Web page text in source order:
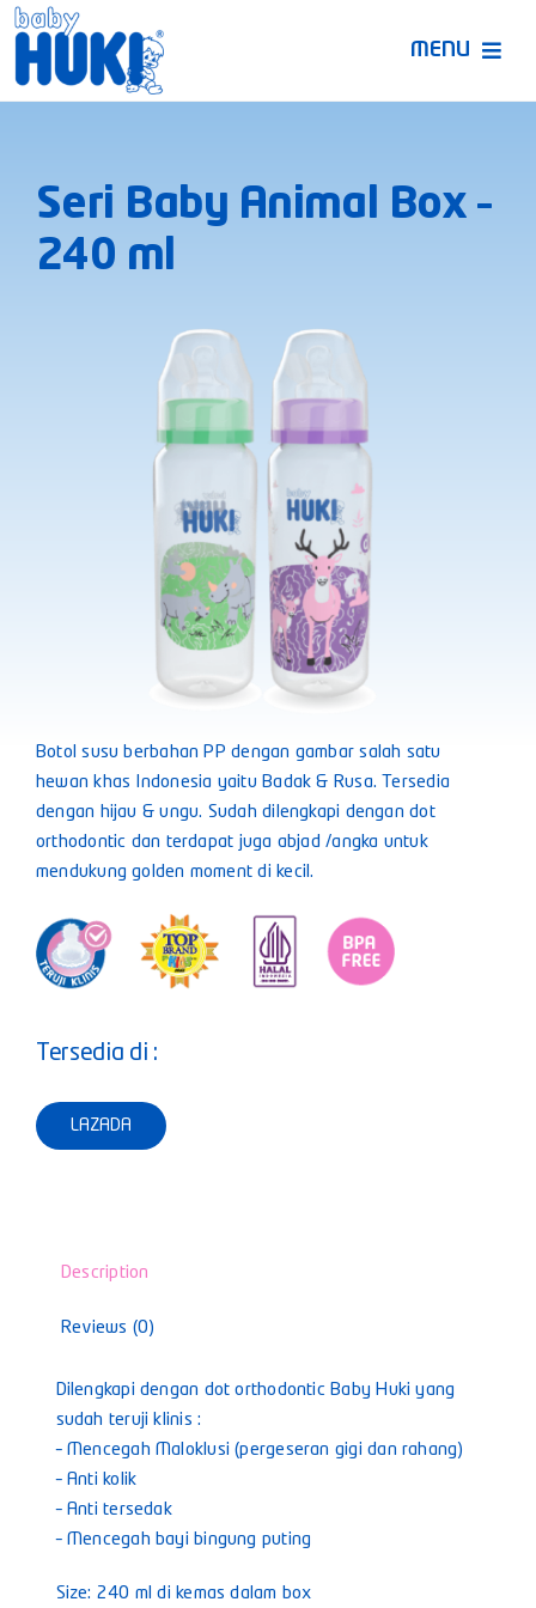
Skip
content
MENU
Ruang Bunda Pintar
Bincang Ahli
Seri Baby Animal Box –
240 ml
Botol susu berbahan PP dengan gambar salah satu
hewan khas Indonesia yaitu Badak & Rusa. Tersedia
dengan hijau & ungu. Sudah dilengkapi dengan dot
orthodontic dan terdapat juga abjad /angka untuk
mendukung golden moment di kecil.
Tersedia di :
LAZADA
Description
Reviews (0)
Dilengkapi dengan dot orthodontic Baby Huki yang
sudah teruji klinis :
– Mencegah Maloklusi (pergeseran gigi dan rahang)
– Anti kolik
– Anti tersedak
– Mencegah bayi bingung puting
Size: 240 ml di kemas dalam box